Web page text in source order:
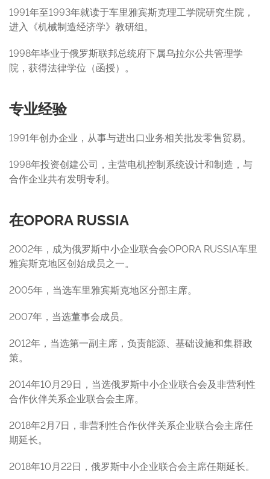
1991年至1993年就读于车里雅宾斯克理工学院研究生院，
进入《机械制造经济学》教研组。
1998年毕业于俄罗斯联邦总统府下属乌拉尔公共管理学
院，获得法律学位（函授）。
专业经验
1991年创办企业，从事与进出口业务相关批发零售贸易。
1998年投资创建公司，主营电机控制系统设计和制造，与
合作企业共有发明专利。
在OPORA RUSSIA
2002年，成为俄罗斯中小企业联合会OPORA RUSSIA车里
雅宾斯克地区创始成员之一。
2005年，当选车里雅宾斯克地区分部主席。
2007年，当选董事会成员。
2012年，当选第一副主席，负责能源、基础设施和集群政
策。
2014年10月29日，当选俄罗斯中小企业联合会及非营利性
合作伙伴关系企业联合会主席。
2018年2月7日，非营利性合作伙伴关系企业联合会主席任
期延长。
2018年10月22日，俄罗斯中小企业联合会主席任期延长。